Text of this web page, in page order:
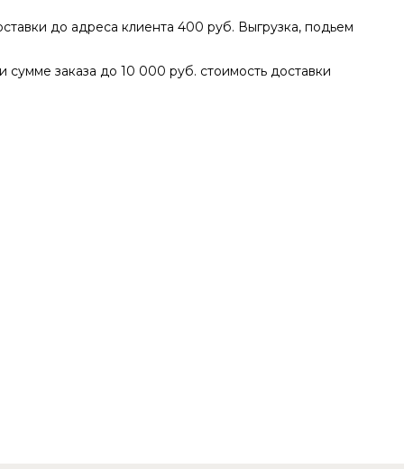
до адреса клиента 400 руб. Выгрузка, подьем
заказа до 10 000 руб. стоимость доставки